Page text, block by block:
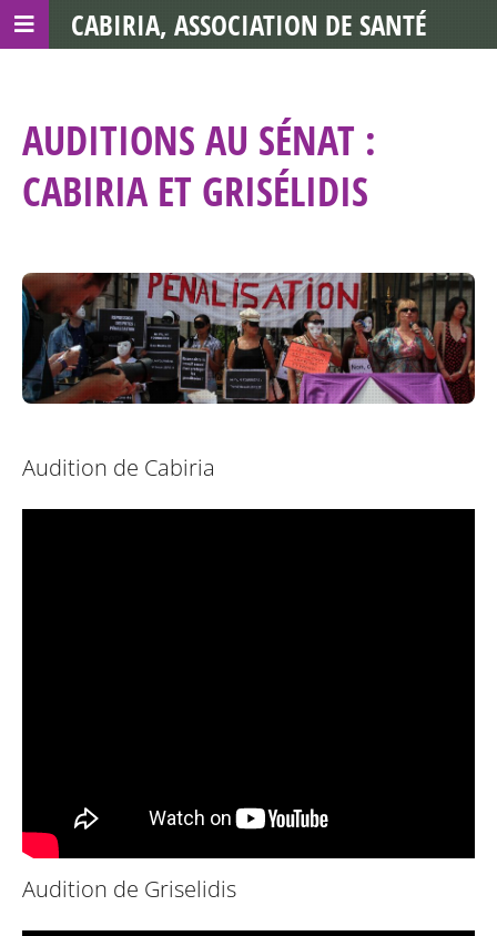
AUDITIONS AU SÉNAT :
CABIRIA ET GRISÉLIDIS
Audition de Cabiria
Audition de Griselidis
CABIRIA, ASSOCIATION DE SANTÉ